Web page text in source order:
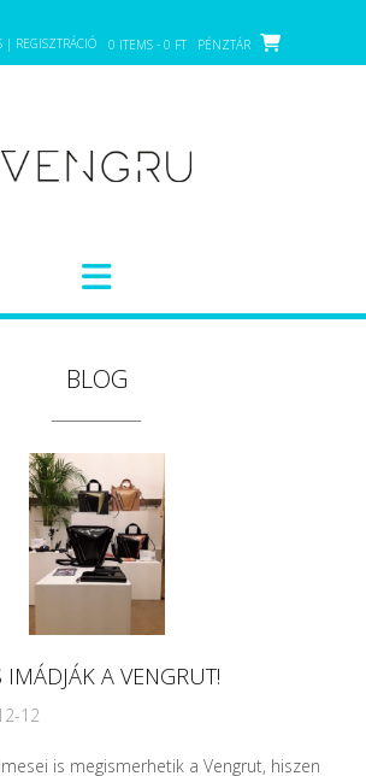
| REGISZTRÁCIÓ 0 ITEMS - 0 FT PÉNZTÁR
BLOG
A VENGRUT!
12
is megismerhetik a Vengrut, hiszen